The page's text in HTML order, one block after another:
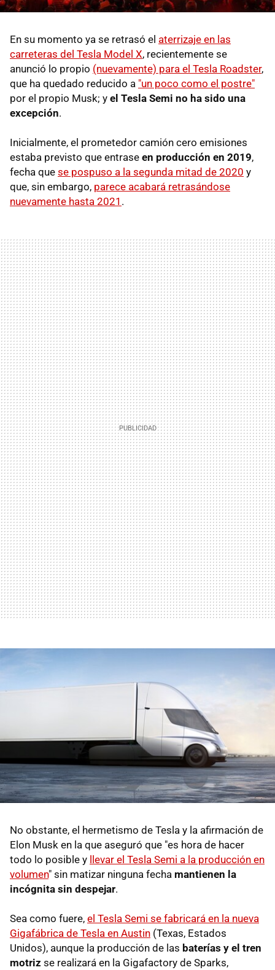
En su momento ya se retrasó el aterrizaje en las
carreteras del Tesla Model X, recientemente se
anunció lo propio (nuevamente) para el Tesla Roadster,
que ha quedado reducido a "un poco como el postre"
por el propio Musk; y el Tesla Semi no ha sido una
excepción.
Inicialmente, el prometedor camión cero emisiones
estaba previsto que entrase en producción en 2019,
fecha que se pospuso a la segunda mitad de 2020 y
que, sin embargo, parece acabará retrasándose
nuevamente hasta 2021 .
No obstante, el hermetismo de Tesla y la afirmación de
Elon Musk en la que aseguró que "es hora de hacer
todo lo posible y llevar el Tesla Semi a la producción en
volumen" sin matizar ninguna fecha mantienen la
incógnita sin despejar.
Sea como fuere, el Tesla Semi se fabricará en la nueva
Gigafábrica de Tesla en Austin (Texas, Estados
Unidos), aunque la producción de las baterías y el tren
motriz se realizará en la Gigafactory de Sparks,